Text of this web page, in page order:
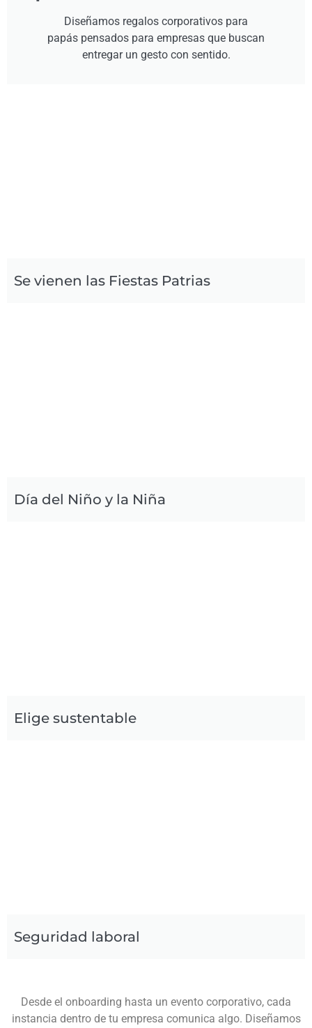
Diseñamos regalos corporativos para
papás pensados para empresas que buscan
entregar un gesto con sentido.
Se vienen las Fiestas Patrias
Día del Niño y la Niña
Elige sustentable
Seguridad laboral
Desde el onboarding hasta un evento corporativo, cada
instancia dentro de tu empresa comunica algo. Diseñamos